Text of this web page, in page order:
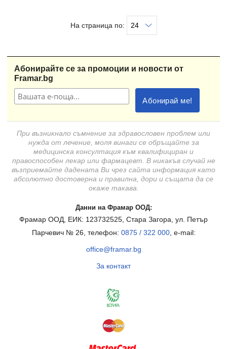
На страница по:
Абонирайте се за промоции и новости от
Framar.bg
При възникнало съмнение за здравословен проблем или
нужда от лечение, моля винаги се обръщайте за
медицинска консултация към квалифициран и
правоспособен лекар или фармацевт. В никакъв случай не
възприемайте дадената Ви чрез сайта информация като
абсолютно достоверна и правилна, дори и същата да се
окаже такава.
Данни на Фрамар ООД:
Фрамар ООД, ЕИК: 123732525, Стара Загора, ул. Петър
Парчевич № 26, телефон: 0875 / 322 000, e-mail:
office@framar.bg
За контакт